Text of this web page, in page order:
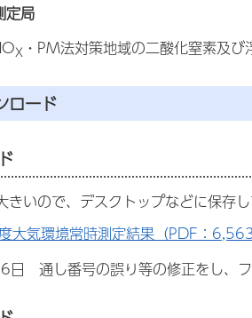
定局
X ・PM法対策地域の二酸化窒素及
ロード
きいので、デスクトップなどに保存し
大気環境常時測定結果（PDF：
通し番号の誤り等の修正をし、フ